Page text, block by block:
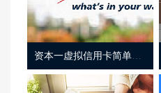
资本一虚拟信用卡简单介绍